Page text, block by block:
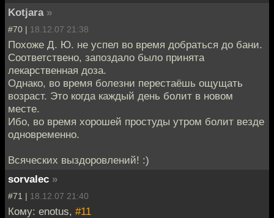
Kotjara »
#70 | 18.12.07 21:38
Похоже Д. Ю. не успел во время добраться до бани.
Соответствено, запоздало было принята
лекарственная доза.
Однако, во время болезни перестаёшь ощущать
возраст. Это когда каждый день болит в новом
месте.
Ибо, во время хорошей простуды утром болит везде
одновременно.
Всяческих выздоровлений! :)
sorvalec »
#71 | 18.12.07 21:40
Кому: enotus, #11